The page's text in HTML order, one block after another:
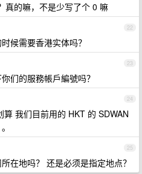
真的嘛，不是少写了个 0 嘛
22
候需要香港实体吗？
23
们的服務帳戶編號吗？
24
算 我们目前用的 HKT 的 SDWAN
25
在地吗？ 还是必须是指定地点？